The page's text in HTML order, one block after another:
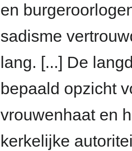
en
sadisme
lang. [...] De
bepaald opzicht
vrouwenhaat en
kerkelijke